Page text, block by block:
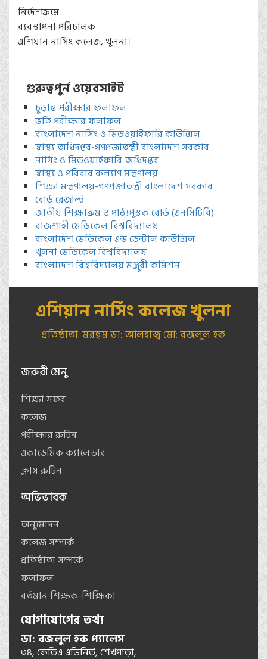
নির্দেশক্রমে
ব্যবস্থাপনা পরিচালক
এশিয়ান নার্সিং কলেজ, খুলনা।
গুরুত্বপুর্ন ওয়েবসাইট
চুড়ান্ত পরীক্ষার ফলাফল
ভর্তি পরীক্ষার ফলাফল
বাংলাদেশ নার্সিং ও মিডওয়াইফারি কাউন্সিল
স্বাস্থ্য অধিদপ্তর-গণপ্রজাতন্ত্রী বাংলাদেশ সরকার
নার্সিং ও মিডওয়াইফারি অধিদপ্তর
স্বাস্থ্য ও পরিবার কল্যাণ মন্ত্রণালয়
শিক্ষা মন্ত্রণালয়-গণপ্রজাতন্ত্রী বাংলাদেশ সরকার
বোর্ড রেজাল্ট
জাতীয় শিক্ষাক্রম ও পাঠ্যপুস্তক বোর্ড (এনসিটিবি)
রাজশাহী মেডিকেল বিশ্ববিদ্যালয়
বাংলাদেশ মেডিকেল এন্ড ডেন্টাল কাউন্সিল
খুলনা মেডিকেল বিশ্ববিদ্যালয়
বাংলাদেশ বিশ্ববিদ্যালয় মঞ্জুরী কমিশন
এশিয়ান নার্সিং কলেজ খুলনা
প্রতিষ্ঠাতা: মরহুম ডা: আলহাজ্ব মো: বজলুল হক
জরুরী মেনু
শিক্ষা সফর
কলেজ
পরীক্ষার রুটিন
একাডেমিক ক্যালেন্ডার
ক্লাস রুটিন
অভিভাবক
অনুমোদন
কলেজ সম্পর্কে
প্রতিষ্ঠাতা সম্পর্কে
ফলাফল
বর্তমান শিক্ষক-শিক্ষিকা
যোগাযোগের তথ্য
ডা: বজলুল হক প্যালেস
৩৪, কেডিএ এভিনিউ, শেখপাড়া,